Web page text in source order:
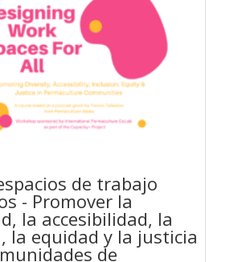
de trabajo
- Promover la
la accesibilidad, la
la equidad y la justicia
de